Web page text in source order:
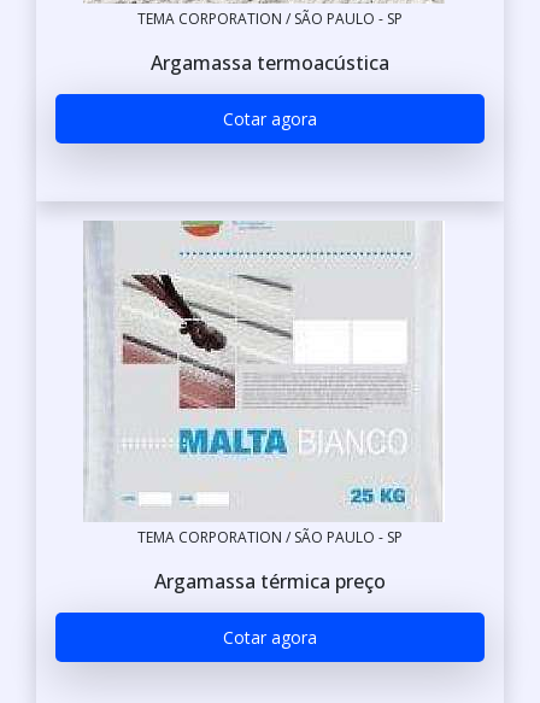
TEMA CORPORATION / SÃO PAULO - SP
Argamassa termoacústica
Cotar agora
TEMA CORPORATION / SÃO PAULO - SP
Argamassa térmica preço
Cotar agora